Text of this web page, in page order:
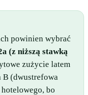
powinien wybrać
(z niższą stawką
zużycie latem
B (dwustrefowa
bo